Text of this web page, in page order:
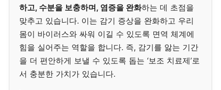
하고, 수분을 보충하며, 염증을 완화하는 데 초점을
맞추고 있습니다. 이는 감기 증상을 완화하고 우리
몸이 바이러스와 싸워 이길 수 있도록 면역 체계에
힘을 실어주는 역할을 합니다. 즉, 감기를 앓는 기간
을 더 편안하게 보낼 수 있도록 돕는 ‘보조 치료제’로
서 충분한 가치가 있습니다.